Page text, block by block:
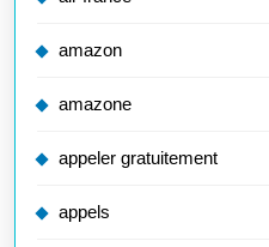
amazon
amazone
appeler gratuitement
appels